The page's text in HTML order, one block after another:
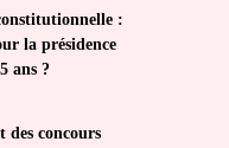
:
la présidence
ans ?
concours